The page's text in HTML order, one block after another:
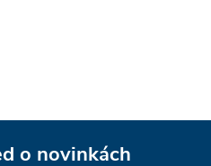
o novinkách